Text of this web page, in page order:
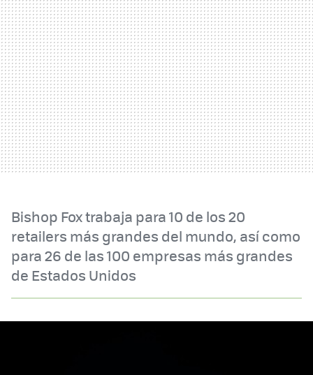
Bishop Fox trabaja para 10 de los 20
retailers más grandes del mundo, así como
para 26 de las 100 empresas más grandes
de Estados Unidos